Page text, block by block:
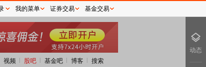
视频 股吧 基金吧 博客 搜索
我的菜单 证券交易 基金交易
动态